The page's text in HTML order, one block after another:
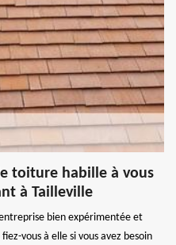
toiture habille à vous
à Tailleville
bien expérimentée et
vous à elle si vous avez besoin